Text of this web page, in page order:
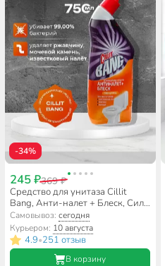
-34%
245 ₽369 ₽
Средство для унитаза Cillit
Bang, Анти-налет + Блеск, Сила
цитруса, 750 мл,
дезинфицирующее, 8149770
Самовывоз:сегодня
Курьером: 10 августа
4.9•251 отзыв
В корзину